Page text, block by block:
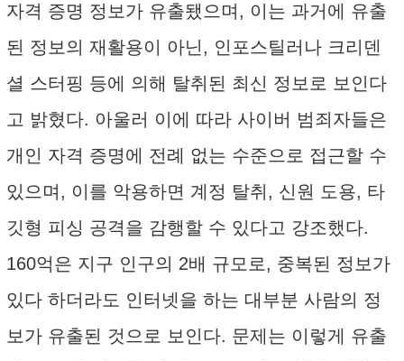
자격 증명 정보가 유출됐으며, 이는 과거에 유출
된 정보의 재활용이 아닌, 인포스틸러나 크리덴
셜 스터핑 등에 의해 탈취된 최신 정보로 보인다
고 밝혔다. 아울러 이에 따라 사이버 범죄자들은
개인 자격 증명에 전례 없는 수준으로 접근할 수
있으며, 이를 악용하면 계정 탈취, 신원 도용, 타
깃형 피싱 공격을 감행할 수 있다고 강조했다.
160억은 지구 인구의 2배 규모로, 중복된 정보가
있다 하더라도 인터넷을 하는 대부분 사람의 정
보가 유출된 것으로 보인다. 문제는 이렇게 유출